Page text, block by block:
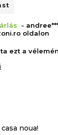
-
oldalon
ezt a
noua!